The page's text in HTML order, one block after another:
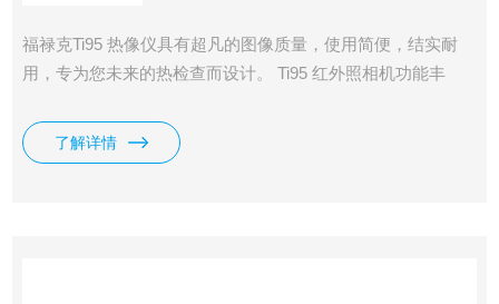
福禄克Ti95 热像仪具有超凡的图像质量，使用简便，结实耐
用，专为您未来的热检查而设计。 Ti95 红外照相机功能丰
了解详情